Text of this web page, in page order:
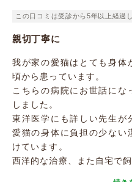
この口コミは受診から5年以上経過
親切丁寧に
我が家の愛猫はとても身体
頃から患っています。
こちらの病院にお世話にな
しました。
東洋医学にも詳しい先生が
愛猫の身体に負担の少ない
けています。
西洋的な治療、また自宅で